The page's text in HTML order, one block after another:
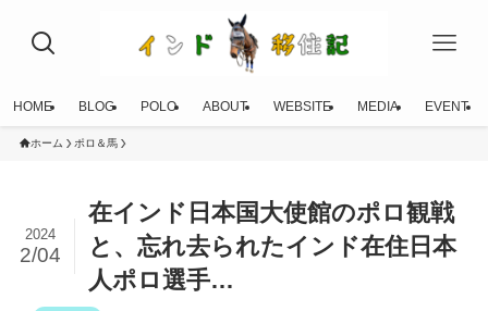
HOME BLOG POLO ABOUT WEBSITE MEDIA EVENT
ホーム ポロ＆馬
在インド日本国大使館のポロ観戦
と、忘れ去られたインド在住日本
人ポロ選手…
2024
2/04